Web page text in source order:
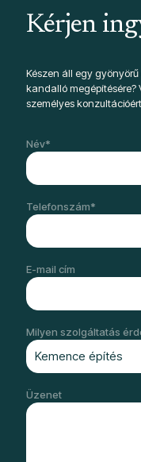
Kérjen
Készen áll egy
kandalló megépítésére?
személyes
Név*
Telefonszám*
E-mail cím
Milyen szolgáltatás
Üzenet